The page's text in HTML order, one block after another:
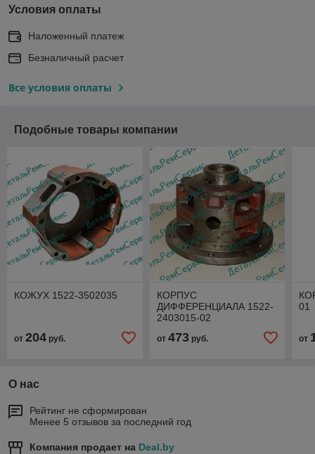
Условия оплаты
Наложенный платеж
Безналичный расчет
Все условия оплаты
Подобные товары компании
КОЖУХ 1522-3502035
от 204 руб.
КОРПУС
ДИФФЕРЕНЦИАЛА 1522-
2403015-02
от 473руб.
01
от
О нас
Рейтинг не сформирован
Менее 5 отзывов за последний год
Компания продает на Deal.by